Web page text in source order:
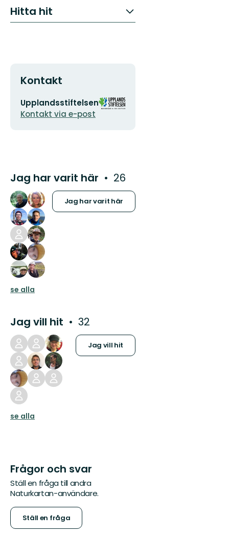
Hitta hit
Kontakt
E-
postadress
Upplandsstiftelsen
Kontakt via e-post
Organisationens
logotyp
Jag har varit här 26
Jag har varit här
se alla
Jag vill hit 32
Jag vill hit
se alla
Frågor och svar
Ställ en fråga till andra
Naturkartan-användare.
Ställ en fråga